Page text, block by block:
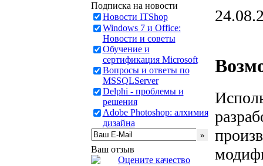
Подписка на новости
Новости ITShop
Windows 7 и Office:
Новости и советы
Обучение и
сертификация Microsoft
Вопросы и ответы по
MSSQLServer
Delphi - проблемы и
решения
Adobe Photoshop: алхимия
дизайна
Ваш отзыв